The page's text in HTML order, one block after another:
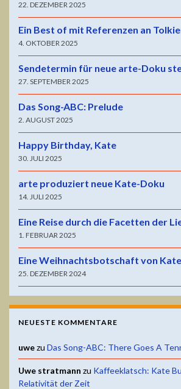
22. DEZEMBER 2025
Ein Best of mit Referenzen an
4. OKTOBER 2025
Sendetermin für neue arte-Doku
27. SEPTEMBER 2025
Das Song-ABC: Prelude
2. AUGUST 2025
Happy Birthday, Kate
30. JULI 2025
arte produziert neue Kate-Doku
14. JULI 2025
Eine Reise durch die Facetten der
1. FEBRUAR 2025
Eine Weihnachtsbotschaft von Kate
25. DEZEMBER 2024
NEUESTE KOMMENTARE
uwezu Das Song-ABC: There Goes A
Uwe stratmann zu Kaffeeklatsch: Kate
Relativität der Zeit